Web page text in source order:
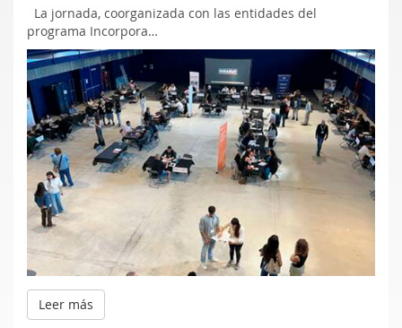
La jornada, coorganizada con las entidades del
programa Incorpora…
Leer más